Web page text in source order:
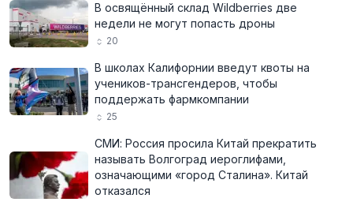
В освящённый склад Wildberries две
недели не могут попасть дроны
20
В школах Калифорнии введут квоты на
учеников-трансгендеров, чтобы
поддержать фармкомпании
25
СМИ: Россия просила Китай прекратить
называть Волгоград иероглифами,
означающими «город Сталина». Китай
отказался